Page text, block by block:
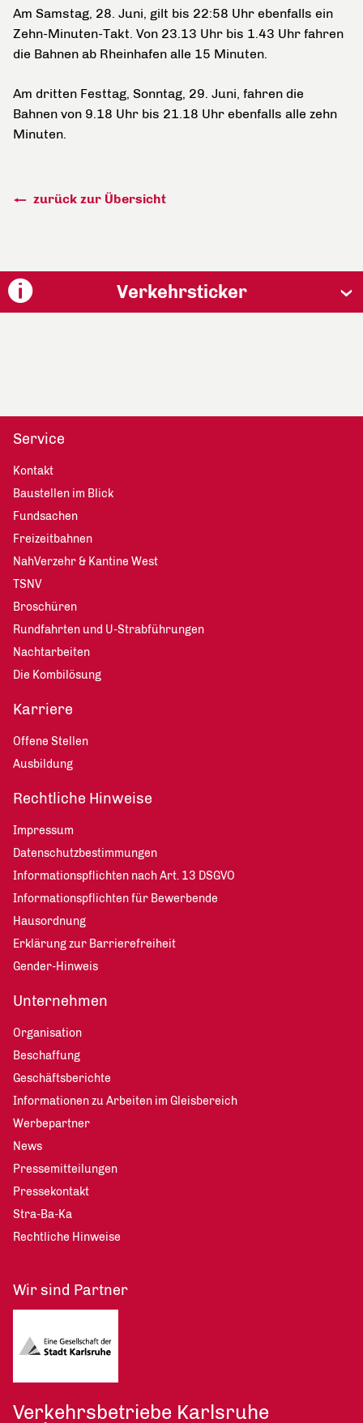
Am Samstag, 28. Juni, gilt bis 22:58 Uhr ebenfalls ein
Zehn-Minuten-Takt. Von 23.13 Uhr bis 1.43 Uhr fahren
die Bahnen ab Rheinhafen alle 15 Minuten.
Am dritten Festtag, Sonntag, 29. Juni, fahren die
Bahnen von 9.18 Uhr bis 21.18 Uhr ebenfalls alle zehn
Minuten.
zurück zur Übersicht
Verkehrsticker
Service
Kontakt
Baustellen im Blick
Fundsachen
Freizeitbahnen
NahVerzehr & Kantine West
TSNV
Broschüren
Rundfahrten und U-Strabführungen
Nachtarbeiten
Die Kombilösung
Karriere
Offene Stellen
Ausbildung
Rechtliche Hinweise
Impressum
Datenschutzbestimmungen
Informationspflichten nach Art. 13 DSGVO
Informationspflichten für Bewerbende
Hausordnung
Erklärung zur Barrierefreiheit
Gender-Hinweis
Unternehmen
Organisation
Beschaffung
Geschäftsberichte
Informationen zu Arbeiten im Gleisbereich
Werbepartner
News
Pressemitteilungen
Pressekontakt
Stra-Ba-Ka
Rechtliche Hinweise
Wir sind Partner
Verkehrsbetriebe Karlsruhe